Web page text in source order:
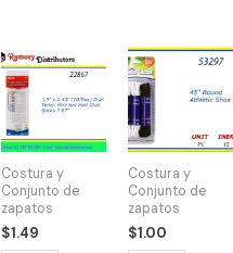
Costura y
Conjunto de
zapatos
$1.49
22867
-
2093
3.9"
x
0.43"
(10/Box)
BAZIC
Costura y
Conjunto de
zapatos
$1.00
53297
-
SHOE
LACES
45"BLK/WHT
quantity